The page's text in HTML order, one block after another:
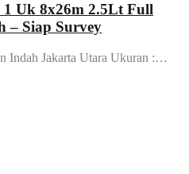
Uk 8x26m 2.5Lt Full
– Siap Survey
Indah Jakarta Utara Ukuran :…